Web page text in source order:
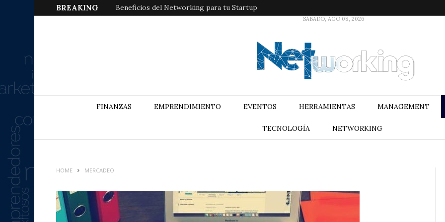
BREAKING Beneficios del Networking para tu Startup
SÁBADO, AGO 08, 2026
FINANZAS EMPRENDIMIENTO EVENTOS HERRAMIENTAS MANAGEMENT
TECNOLOGÍA NETWORKING
HOME MERCADEO